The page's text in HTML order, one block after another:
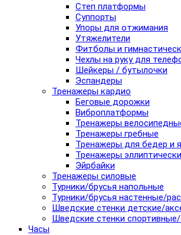
Степ платформы
Суппорты
Упоры для отжимания
Утяжелители
Фитболы и
Чехлы на руку для
Шейкеры / бутылочки
Эспандеры
Тренажеры кардио
Беговые дорожки
Виброплатформы
Тренажеры
Тренажеры гребные
Тренажеры для бедер и
Тренажеры
Эйрбайки
Тренажеры силовые
Турники/брусья напольные
Турники/брусья настенные/
Шведские стенки детские/
Шведские стенки
Часы